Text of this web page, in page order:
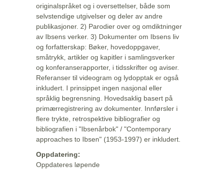
originalspråket og i oversettelser, både som
selvstendige utgivelser og deler av andre
publikasjoner. 2) Parodier over og omdiktninger
av Ibsens verker. 3) Dokumenter om Ibsens liv
og forfatterskap: Bøker, hovedoppgaver,
småtrykk, artikler og kapitler i samlingsverker
og konferanserapporter, i tidsskrifter og aviser.
Referanser til videogram og lydopptak er også
inkludert. I prinsippet ingen nasjonal eller
språklig begrensning. Hovedsaklig basert på
primærregistrering av dokumenter. Innførsler i
flere trykte, retrospektive bibliografier og
bibliografien i "Ibsenårbok" / "Contemporary
approaches to Ibsen" (1953-1997) er inkludert.
Oppdatering:
Oppdateres løpende